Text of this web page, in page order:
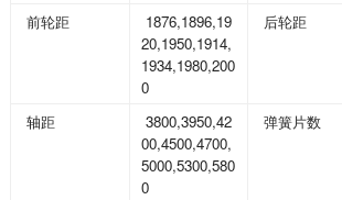
前轮距
1876,1896,19
20,1950,1914,
1934,1980,200
0
后轮距
轴距
3800,3950,42
00,4500,4700,
5000,5300,580
0
弹簧片数